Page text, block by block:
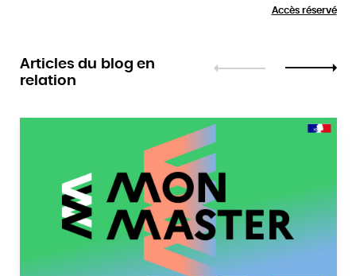
Accès réservé
Articles du blog en
relation